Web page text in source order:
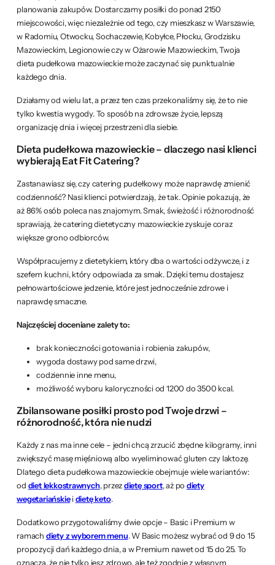
planowania zakupów. Dostarczamy posiłki do ponad 2150
miejscowości, więc niezależnie od tego, czy mieszkasz w Warszawie,
w Radomiu, Otwocku, Sochaczewie, Kobyłce, Płocku, Grodzisku
Mazowieckim, Legionowie czy w Ożarowie Mazowieckim, Twoja
dieta pudełkowa mazowieckie może zaczynać się punktualnie
każdego dnia.
Działamy od wielu lat, a przez ten czas przekonaliśmy się, że to nie
tylko kwestia wygody. To sposób na zdrowsze życie, lepszą
organizację dnia i więcej przestrzeni dla siebie.
Dieta pudełkowa mazowieckie – dlaczego nasi klienci
wybierają Eat Fit Catering?
Zastanawiasz się, czy catering pudełkowy może naprawdę zmienić
codzienność? Nasi klienci potwierdzają, że tak. Opinie pokazują, że
aż 86% osób poleca nas znajomym. Smak, świeżość i różnorodność
sprawiają, że catering dietetyczny mazowieckie zyskuje coraz
większe grono odbiorców.
Współpracujemy z dietetykiem, który dba o wartości odżywcze, i z
szefem kuchni, który odpowiada za smak. Dzięki temu dostajesz
pełnowartościowe jedzenie, które jest jednocześnie zdrowe i
naprawdę smaczne.
Najczęściej doceniane zalety to:
brak konieczności gotowania i robienia zakupów,
wygoda dostawy pod same drzwi,
codziennie inne menu,
możliwość wyboru kaloryczności od 1200 do 3500 kcal.
Zbilansowane posiłki prosto pod Twoje drzwi –
różnorodność, która nie nudzi
Każdy z nas ma inne cele – jedni chcą zrzucić zbędne kilogramy, inni
zwiększyć masę mięśniową albo wyeliminować gluten czy laktozę.
Dlatego dieta pudełkowa mazowieckie obejmuje wiele wariantów:
od diet lekkostrawnych, przezdietę sport, aż po diety
wegetariańskieidietę keto.
Dodatkowo przygotowaliśmy dwie opcje – Basic i Premium w
ramach diety z wyborem menu. W Basic możesz wybrać od 9 do 15
propozycji dań każdego dnia, a w Premium nawet od 15 do 25. To
oznacza, że nie tylko jesz zdrowo, ale też zgodnie z własnym